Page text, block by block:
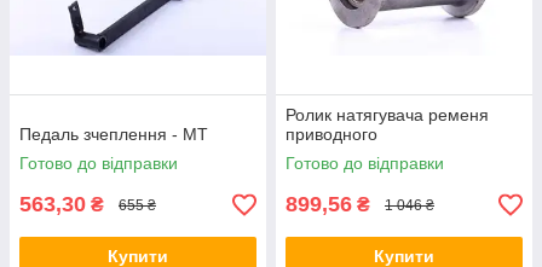
Педаль зчеплення - МТ
Готово до відправки
563,30 ₴ 655 ₴
Купити
Ролик натягувача ременя
приводного
Готово до відправки
899,56 ₴ 1 046 ₴
Купити